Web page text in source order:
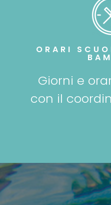
ORARI
Giorni e
con il